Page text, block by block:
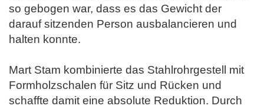
so gebogen war, dass es das Gewicht der
daraufsitzenden Person ausbalancieren und
halten konnte.
Mart Stam kombinierte das Stahlrohrgestell mit
Formholzschalen für Sitz und Rücken und
schaffte damit eine absolute Reduktion. Durch